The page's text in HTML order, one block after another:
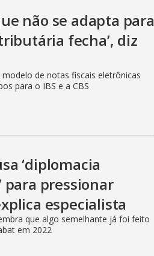
não se adapta para
fecha’, diz
de notas fiscais eletrônicas
para o IBS e a CBS
‘diplomacia
para pressionar
especialista
que algo semelhante já foi feito
em 2022